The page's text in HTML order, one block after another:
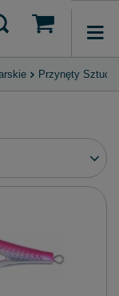
Przynęty